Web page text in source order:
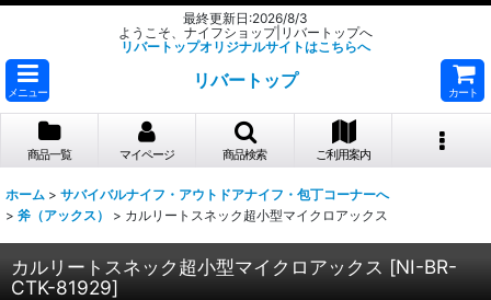
最終更新日:2026/8/3
ようこそ、ナイフショップ|リバートップへ
リバートップオリジナルサイトはこちらへ
メニュー
リバートップ
カート
商品一覧 マイページ 商品検索 ご利用案内
ホーム > サバイバルナイフ・アウトドアナイフ・包丁コーナーへ
> 斧（アックス） > カルリートスネック超小型マイクロアックス
カルリートスネック超小型マイクロアックス [NI-BR-
CTK-81929]